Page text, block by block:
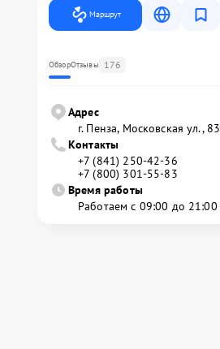
Маршрут
ОбзорОтзывы 176
Адрес
г. Пенза, Московская ул., 83
Контакты
+7 (841) 250-42-36
+7 (800) 301-55-83
Время работы
Работаем с 09:00 до 21:00